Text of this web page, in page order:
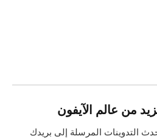
من عالم الآيفون
التدوينات المرسلة إلى بريدك